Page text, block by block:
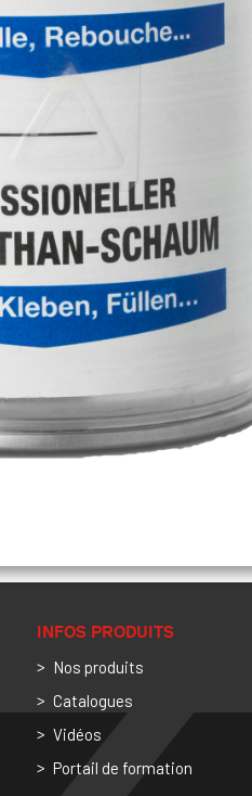
INFOS PRODUITS
Nos produits
Catalogues
Vidéos
Portail de formation